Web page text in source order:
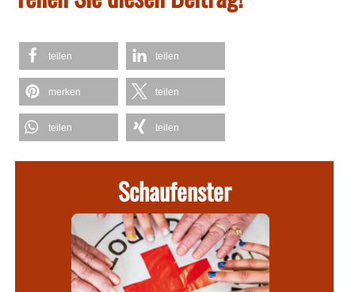
teilen teilen
merken teilen
teilen teilen
Schaufenster